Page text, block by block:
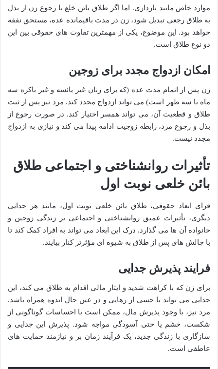
موارد خاص مانند بارداری. اما اگر طلاق بائن خلع با رجوع زن از بذل
به طلاق رجعی تبدیل شود، زن در مدت باقیمانده عده، مستحق نفقه
خواهد بود. این موضوع، یکی از مهمترین تفاوت های حقوقی بین این
دو نوع طلاق است.
امکان ازدواج مجدد برای زوجین
زن پس از اتمام مدت عده (که برای زنان غیر یائسه و غیر باکره سه
ماه یا سه طهر است) می تواند ازدواج مجدد کند. مرد نیز پس از ثبت
طلاق و قطعیت آن، می تواند همسر اختیار کند. در صورت رجوع از
بذل و رجوع مرد، رابطه زوجیت ادامه پیدا می کند و نیازی به ازدواج
مجدد نیست.
تأثیرات روانشناختی و اجتماعی طلاق
بائن خلعی نوبت اول
فرای ابعاد حقوقی، طلاق بائن خلعی نوبت اول، مانند هر جدایی
دیگری، تأثیرات عمیق روانشناختی و اجتماعی بر زندگی زوجین و
خانواده آن ها می گذارد. درک این ابعاد می تواند به افراد کمک کند تا
با چالش های پس از طلاق به شیوه ای مؤثرتر کنار بیایند.
فرایند پذیرش جدایی
برای زن که با کراهت شدید و ایثار مالی اقدام به طلاق می کند، این
جدایی می تواند با حسی از رهایی و در عین حال اندوه همراه باشد.
مرد نیز، با وجود پذیرش مال، ممکن است با احساسات گوناگونی از
شکست، خشم یا حتی آسودگی مواجه شود. پذیرش این جدایی و
سازگاری با زندگی جدید، یک فرآیند زمان بر و نیازمند حمایت های
عاطفی است.